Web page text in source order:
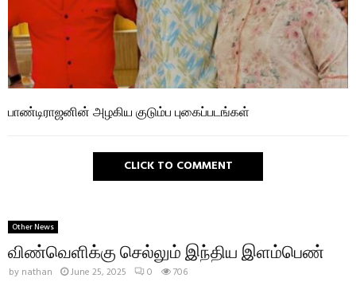
பாண்டிராஜனின் அழகிய குடும்ப புகைப்படங்கள்
CLICK TO COMMENT
Other News
விண்வெளிக்கு செல்லும் இந்திய இளம்பெண்
by nathan June 25, 2025 0 706